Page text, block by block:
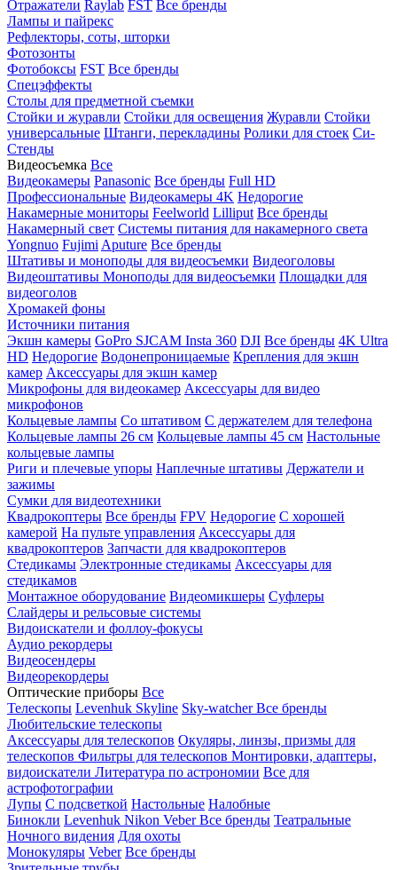
Отражатели Raylab FST Все бренды
Лампы и пайрекс
Рефлекторы, соты, шторки
Фотозонты
Фотобоксы FST Все бренды
Спецэффекты
Столы для предметной съемки
Стойки и журавли Стойки для освещения Журавли Стойки
универсальные Штанги, перекладины Ролики для стоек Си-
Стенды
Видеосъемка Все
Видеокамеры Panasonic Все бренды Full HD
Профессиональные Видеокамеры 4K Недорогие
Накамерные мониторы Feelworld Lilliput Все бренды
Накамерный свет Системы питания для накамерного света
Yongnuo Fujimi Aputure Все бренды
Штативы и моноподы для видеосъемки Видеоголовы
Видеоштативы Моноподы для видеосъемки Площадки для
видеоголов
Хромакей фоны
Источники питания
Экшн камеры GoPro SJCAM Insta 360 DJI Все бренды 4K Ultra
HD Недорогие Водонепроницаемые Крепления для экшн
камер Аксессуары для экшн камер
Микрофоны для видеокамер Аксессуары для видео
микрофонов
Кольцевые лампы Со штативом C держателем для телефона
Кольцевые лампы 26 см Кольцевые лампы 45 см Настольные
кольцевые лампы
Риги и плечевые упоры Наплечные штативы Держатели и
зажимы
Сумки для видеотехники
Квадрокоптеры Все бренды FPV Недорогие С хорошей
камерой На пульте управления Аксессуары для
квадрокоптеров Запчасти для квадрокоптеров
Стедикамы Электронные стедикамы Аксессуары для
стедикамов
Монтажное оборудование Видеомикшеры Суфлеры
Слайдеры и рельсовые системы
Видоискатели и фоллоу-фокусы
Аудио рекордеры
Видеосендеры
Видеорекордеры
Оптические приборы Все
Телескопы Levenhuk Skyline Sky-watcherВсе бренды
Любительские телескопы
Аксессуары для телескопов Окуляры, линзы, призмы для
телескопов Фильтры для телескопов Монтировки, адаптеры,
видоискатели Литература по астрономии Все для
астрофотографии
Лупы С подсветкой Настольные Налобные
Бинокли Levenhuk Nikon VeberВсе бренды Театральные
Ночного видения Для охоты
Монокуляры Veber Все бренды